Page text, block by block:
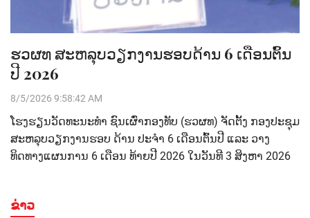
ຮວຜທ ສະຫລຸບວຽກງານຮອບດ້ານ 6 ເດືອນຕົ້ນ
ປີ 2026
8/5/2026 9:58:42 AM
ໂຮງຮຽນວັດທະນະທຳ ຊົນເຜົ່າກອງທັບ (ຮວຜທ) ຈັດຕັ້ງ ກອງປະຊຸມ
ສະຫລຸບວຽກງານຮອບ ດ້ານ ປະຈໍາ 6 ເດືອນຕົ້ນປີ ແລະ ວາງ
ທິດທາງແຜນການ 6 ເດືອນ ທ້າຍປີ 2026 ໃນວັນທີ 3 ສິງຫາ 2026
ຂ່າວ